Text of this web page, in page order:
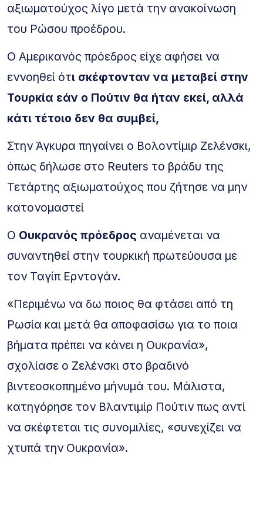
αξιωματούχος λίγο μετά την ανακοίνωση
του Ρώσου προέδρου.
Ο Αμερικανός πρόεδρος είχε αφήσει να
εννοηθεί ότι σκέφτονταν να μεταβεί στην
Τουρκία εάν ο Πούτιν θα ήταν εκεί, αλλά
κάτι τέτοιο δεν θα συμβεί,
Στην Άγκυρα πηγαίνει ο Βολοντίμιρ Ζελένσκι,
όπως δήλωσε στο Reuters το βράδυ της
Τετάρτης αξιωματούχος που ζήτησε να μην
κατονομαστεί
Ο Ουκρανός πρόεδρος αναμένεται να
συναντηθεί στην τουρκική πρωτεύουσα με
τον Ταγίπ Ερντογάν.
«Περιμένω να δω ποιος θα φτάσει από τη
Ρωσία και μετά θα αποφασίσω για το ποια
βήματα πρέπει να κάνει η Ουκρανία»,
σχολίασε ο Ζελένσκι στο βραδινό
βιντεοσκοπημένο μήνυμά του. Μάλιστα,
κατηγόρησε τον Βλαντιμίρ Πούτιν πως αντί
να σκέφτεται τις συνομιλίες, «συνεχίζει να
χτυπά την Ουκρανία».